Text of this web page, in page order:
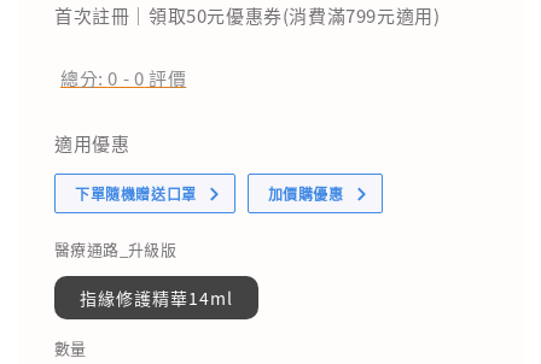
首次註冊｜領取50元優惠券(消費滿799元適用)
總分:0 -0評價
適用優惠
下單隨機贈送口罩 加價購優惠
醫療通路_升級版
指緣修護精華14ml
數量